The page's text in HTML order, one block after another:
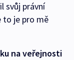
svůj právní
to je pro mě
na veřejnosti